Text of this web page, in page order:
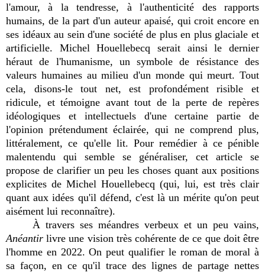
l'amour, à la tendresse, à l'authenticité des rapports
humains, de la part d'un auteur apaisé, qui croit encore en
ses idéaux au sein d'une société de plus en plus glaciale et
artificielle. Michel Houellebecq serait ainsi le dernier
héraut de l'humanisme, un symbole de résistance des
valeurs humaines au milieu d'un monde qui meurt. Tout
cela, disons-le tout net, est profondément risible et
ridicule, et témoigne avant tout de la perte de repères
idéologiques et intellectuels d'une certaine partie de
l'opinion prétendument éclairée, qui ne comprend plus,
littéralement, ce qu'elle lit. Pour remédier à ce pénible
malentendu qui semble se généraliser, cet article se
propose de clarifier un peu les choses quant aux positions
explicites de Michel Houellebecq (qui, lui, est très clair
quant aux idées qu'il défend, c'est là un mérite qu'on peut
aisément lui reconnaître).
À travers ses méandres verbeux et un peu vains,
Anéantir livre une vision très cohérente de ce que doit être
l'homme en 2022. On peut qualifier le roman de moral à
sa façon, en ce qu'il trace des lignes de partage nettes